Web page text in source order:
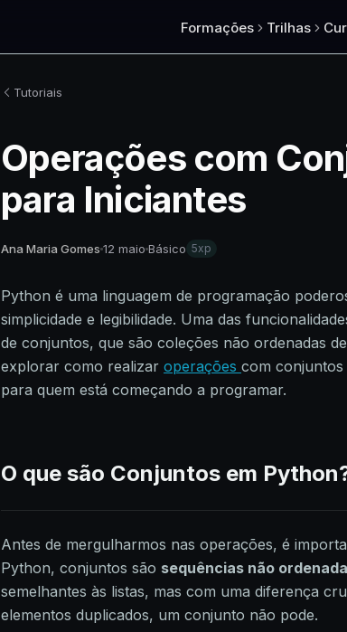
Formações Trilhas
Tutoriais
Operações com
para Iniciantes
Ana Maria Gomes 12 maio Básico 5xp
Python é uma linguagem de programação
simplicidade e legibilidade. Uma das
de conjuntos, que são coleções não ordenadas
explorar como realizar operações com conjuntos
para quem está começando a programar.
O que são Conjuntos em
Antes de mergulharmos nas operações, é
Python, conjuntos são sequências não
semelhantes às listas, mas com uma diferença
elementos duplicados, um conjunto não pode.